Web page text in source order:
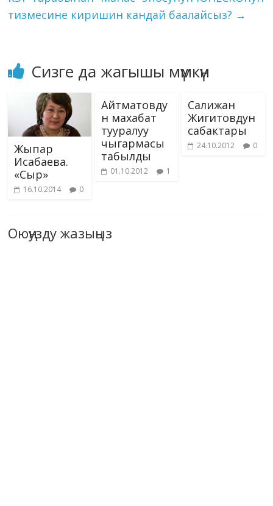
ki
тизмесине киришин кандай баалайсыз? →
Сизге да жагышы мүмкүн
Жыпар
Исабаева.
«Сыр»
16.10.2014 0
Айтматовду
н махабат
тууралуу
чыгармасы
табылды
01.10.2012 1
Салижан
Жигитовдун
сабактары
24.10.2012 0
Оюңузду жазыңыз